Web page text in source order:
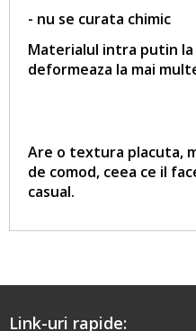
- nu se curata chimic
Materialul intra putin la
deformeaza la mai
Are o textura placuta,
de comod, ceea ce il
casual.
Link-uri rapide: